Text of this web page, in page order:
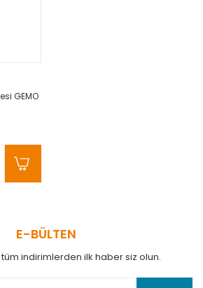
GEMO
E-BÜLTEN
tüm indirimlerden ilk haber siz olun.